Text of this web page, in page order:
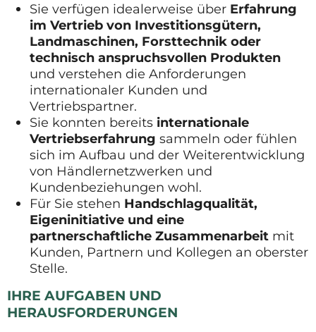
Sie verfügen idealerweise über Erfahrung
im Vertrieb von Investitionsgütern,
Landmaschinen, Forsttechnik oder
technisch anspruchsvollen Produkten
und verstehen die Anforderungen
internationaler Kunden und
Vertriebspartner.
Sie konnten bereits internationale
Vertriebserfahrung sammeln oder fühlen
sich im Aufbau und der Weiterentwicklung
von Händlernetzwerken und
Kundenbeziehungen wohl.
Für Sie stehen Handschlagqualität,
Eigeninitiative und eine
partnerschaftliche Zusammenarbeit mit
Kunden, Partnern und Kollegen an oberster
Stelle.
IHRE AUFGABEN UND
HERAUSFORDERUNGEN